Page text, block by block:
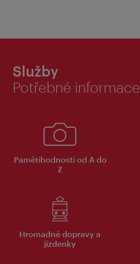
Služby
Potřebné informace
Pamětihodnosti od A do
Z
Hromadné dopravy a
jízdenky